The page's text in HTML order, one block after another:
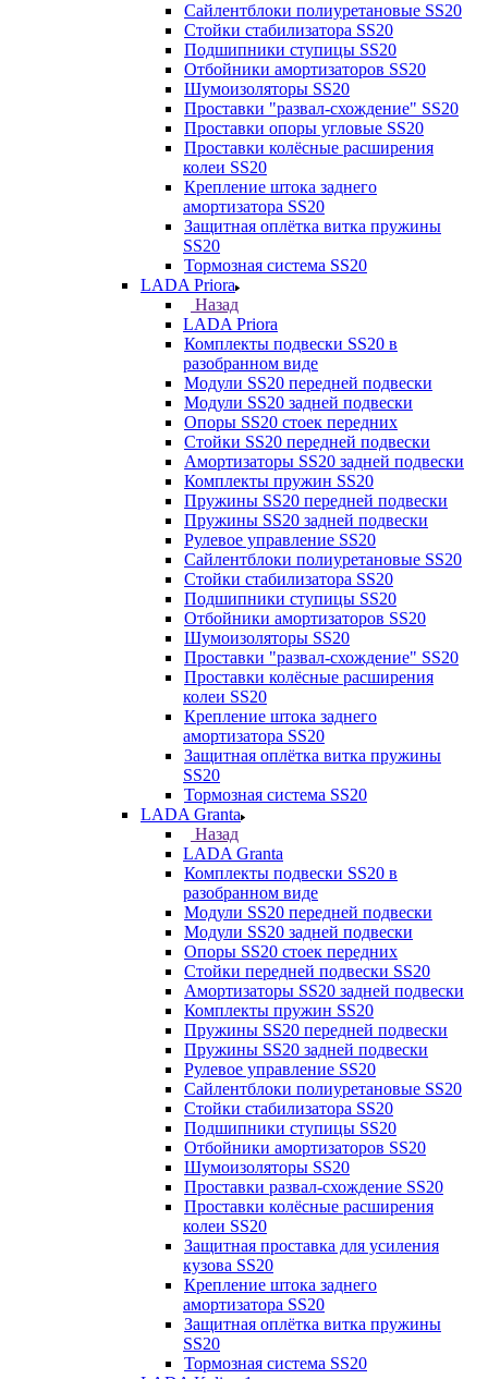
Сайлентблоки полиуретановые SS20
Стойки стабилизатора SS20
Подшипники ступицы SS20
Отбойники амортизаторов SS20
Шумоизоляторы SS20
Проставки "развал-схождение" SS20
Проставки опоры угловые SS20
Проставки колёсные расширения
колеи SS20
Крепление штока заднего
амортизатора SS20
Защитная оплётка витка пружины
SS20
Тормозная система SS20
LADA Priora
Назад
LADA Priora
Комплекты подвески SS20 в
разобранном виде
Модули SS20 передней подвески
Модули SS20 задней подвески
Опоры SS20 стоек передних
Стойки SS20 передней подвески
Амортизаторы SS20 задней подвески
Комплекты пружин SS20
Пружины SS20 передней подвески
Пружины SS20 задней подвески
Рулевое управление SS20
Сайлентблоки полиуретановые SS20
Стойки стабилизатора SS20
Подшипники ступицы SS20
Отбойники амортизаторов SS20
Шумоизоляторы SS20
Проставки "развал-схождение" SS20
Проставки колёсные расширения
колеи SS20
Крепление штока заднего
амортизатора SS20
Защитная оплётка витка пружины
SS20
Тормозная система SS20
LADA Granta
Назад
LADA Granta
Комплекты подвески SS20 в
разобранном виде
Модули SS20 передней подвески
Модули SS20 задней подвески
Опоры SS20 стоек передних
Стойки передней подвески SS20
Амортизаторы SS20 задней подвески
Комплекты пружин SS20
Пружины SS20 передней подвески
Пружины SS20 задней подвески
Рулевое управление SS20
Сайлентблоки полиуретановые SS20
Стойки стабилизатора SS20
Подшипники ступицы SS20
Отбойники амортизаторов SS20
Шумоизоляторы SS20
Проставки развал-схождение SS20
Проставки колёсные расширения
колеи SS20
Защитная проставка для усиления
кузова SS20
Крепление штока заднего
амортизатора SS20
Защитная оплётка витка пружины
SS20
Тормозная система SS20